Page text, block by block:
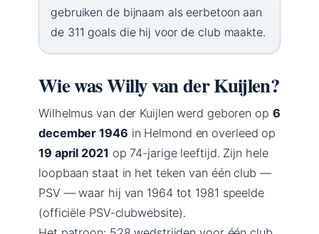
gebruiken de bijnaam als eerbetoon aan
de 311 goals die hij voor de club maakte.
Wie was Willy van der Kuijlen?
Wilhelmus van der Kuijlen werd geboren op 6
december 1946 in Helmond en overleed op
19 april 2021 op 74-jarige leeftijd. Zijn hele
loopbaan staat in het teken van één club —
PSV — waar hij van 1964 tot 1981 speelde
(officiële PSV-clubwebsite).